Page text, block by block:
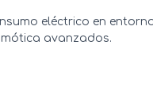
eléctrico en
avanzados.